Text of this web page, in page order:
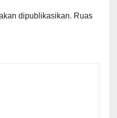
dipublikasikan. Ruas